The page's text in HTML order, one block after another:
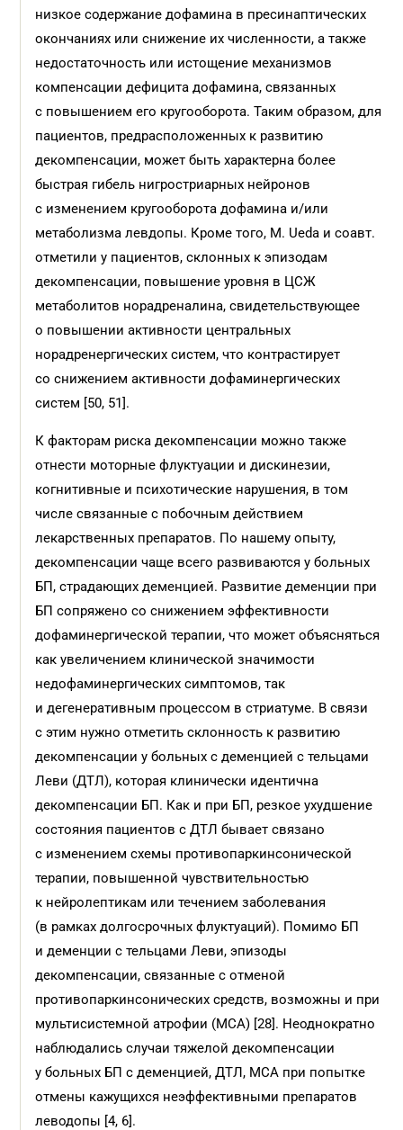
низкое содержание дофамина в пресинаптических
окончаниях или снижение их численности, а также
недостаточность или истощение механизмов
компенсации дефицита дофамина, связанных
с повышением его кругооборота. Таким образом, для
пациентов, предрасположенных к развитию
декомпенсации, может быть характерна более
быстрая гибель нигростриарных нейронов
с изменением кругооборота дофамина и/или
метаболизма левдопы. Кроме того, M. Ueda и соавт.
отметили у пациентов, склонных к эпизодам
декомпенсации, повышение уровня в ЦСЖ
метаболитов норадреналина, свидетельствующее
о повышении активности центральных
норадренергических систем, что контрастирует
со снижением активности дофаминергических
систем [50, 51].
К факторам риска декомпенсации можно также
отнести моторные флуктуации и дискинезии,
когнитивные и психотические нарушения, в том
числе связанные с побочным действием
лекарственных препаратов. По нашему опыту,
декомпенсации чаще всего развиваются у больных
БП, страдающих деменцией. Развитие деменции при
БП сопряжено со снижением эффективности
дофаминергической терапии, что может объясняться
как увеличением клинической значимости
недофаминергических симптомов, так
и дегенеративным процессом в стриатуме. В связи
с этим нужно отметить склонность к развитию
декомпенсации у больных с деменцией с тельцами
Леви (ДТЛ), которая клинически идентична
декомпенсации БП. Как и при БП, резкое ухудшение
состояния пациентов с ДТЛ бывает связано
с изменением схемы противопаркинсонической
терапии, повышенной чувствительностью
к нейролептикам или течением заболевания
(в рамках долгосрочных флуктуаций). Помимо БП
и деменции с тельцами Леви, эпизоды
декомпенсации, связанные с отменой
противопаркинсонических средств, возможны и при
мультисистемной атрофии (МСА) [28]. Неоднократно
наблюдались случаи тяжелой декомпенсации
у больных БП с деменцией, ДТЛ, МСА при попытке
отмены кажущихся неэффективными препаратов
леводопы [4, 6].